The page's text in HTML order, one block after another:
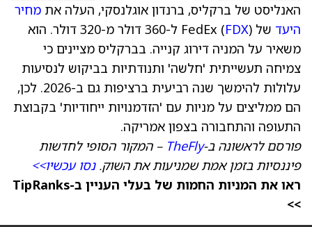
האנליסט של ברקליס, ברנדון אוגלנסקי, העלה את מחיר
היעד של FedEx ( FDX
) ל-360 דולר מ-320 דולר. הוא
משאיר על המניה דירוג קנייה. בברקליס מציינים כי
צמיחה תעשייתית 'חלשה' ותנודתיות בביקוש לנסיעות
עלולות להימשך שנה רביעית ברציפות גם ב-2026. לכן,
הם ממליצים על מניות עם 'הזדמנויות ייחודיות' בקבוצת
התעופה והתחבורה בצפון אמריקה.
פורסם לראשונה ב-TheFly – המקור הסופי לחדשות
פיננסיות בזמן אמת שמניעות את השוק.נסו עכשיו>>
ראו את המניות החמות של בעלי העניין ב-TipRanks
>>